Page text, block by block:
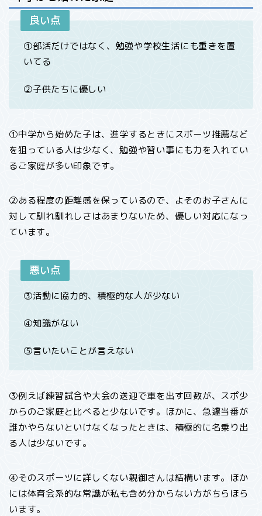
良い点
①部活だけではなく、勉強や学校生活にも重きを置
いてる
②子供たちに優しい
①中学から始めた子は、進学するときにスポーツ推薦など
を狙っている人は少なく、勉強や習い事にも力を入れてい
るご家庭が多い印象です。
②ある程度の距離感を保っているので、よそのお子さんに
対して馴れ馴れしさはあまりないため、優しい対応になっ
ています。
悪い点
③活動に協力的、積極的な人が少ない
④知識がない
⑤言いたいことが言えない
③例えば練習試合や大会の送迎で車を出す回数が、スポ少
からのご家庭と比べると少ないです。ほかに、急遽当番が
誰かやらないといけなくなったときは、積極的に名乗り出
る人は少ないです。
④そのスポーツに詳しくない親御さんは結構います。ほか
には体育会系的な常識が私も含め分からない方がちらほら
います。